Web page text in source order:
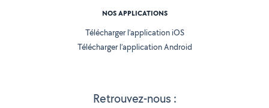
Retrouvez-nous :
NOS APPLICATIONS
Télécharger l’application iOS
Télécharger l’application Android